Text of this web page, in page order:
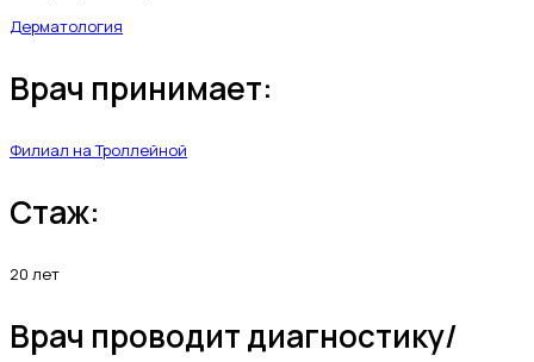
Дерматология
Врач принимает:
Филиал на Троллейной
Стаж:
20 лет
Врач проводит диагностику/